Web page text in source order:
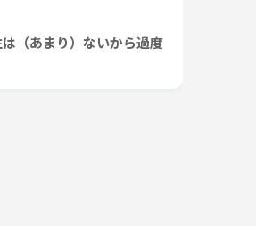
（あまり）ないから過度